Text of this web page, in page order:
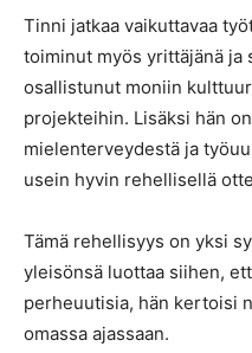
Tinni jatkaa vaikuttavaa
toiminut myös yrittäjänä ja
osallistunut moniin
projekteihin. Lisäksi hän
mielenterveydestä ja
usein hyvin rehellisellä
Tämä rehellisyys on yksi
yleisönsä luottaa siihen,
perheuutisia, hän kertoisi
omassa ajassaan.